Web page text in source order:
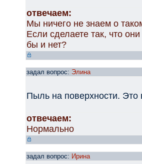
отвечаем:
Мы ничего не знаем о
Если сделаете так, что
бы и нет?
задал вопрос: Элина
Пыль на поверхности.
отвечаем:
Нормально
задал вопрос: Ирина